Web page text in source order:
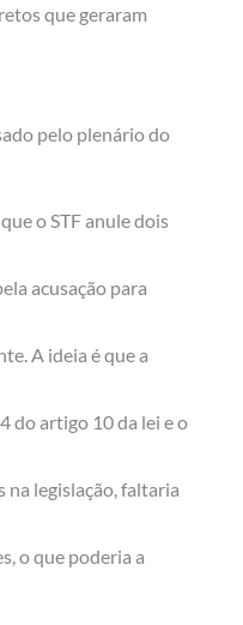
que geraram
pelo plenário do
o STF anule dois
acusação para
A ideia é que a
do artigo 10 da lei e o
legislação, faltaria
o que poderia a